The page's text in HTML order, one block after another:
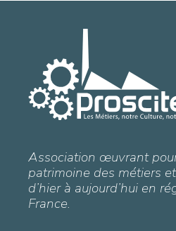
Association œuvrant
patrimoine des métiers
d’hier à aujourd’hui en
France.